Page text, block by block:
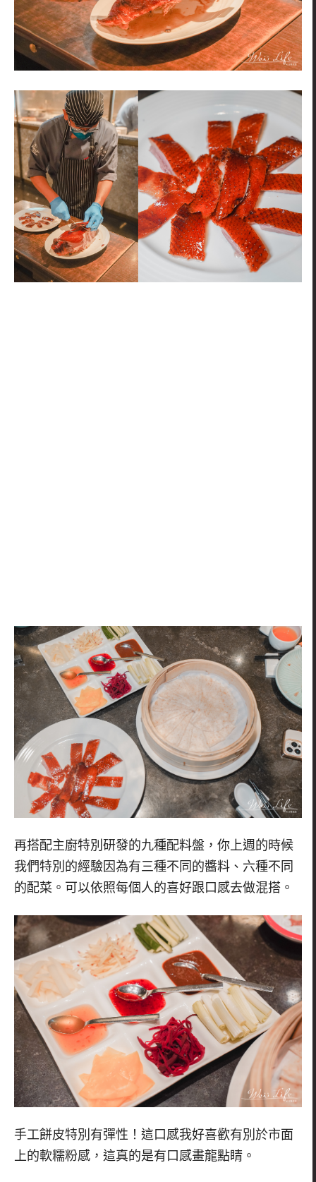
再搭配主廚特別研發的九種配料盤，你上週的時候
我們特別的經驗因為有三種不同的醬料、六種不同
的配菜。可以依照每個人的喜好跟口感去做混搭。
手工餅皮特別有彈性！這口感我好喜歡有別於市面
上的軟糯粉感，這真的是有口感畫龍點睛。